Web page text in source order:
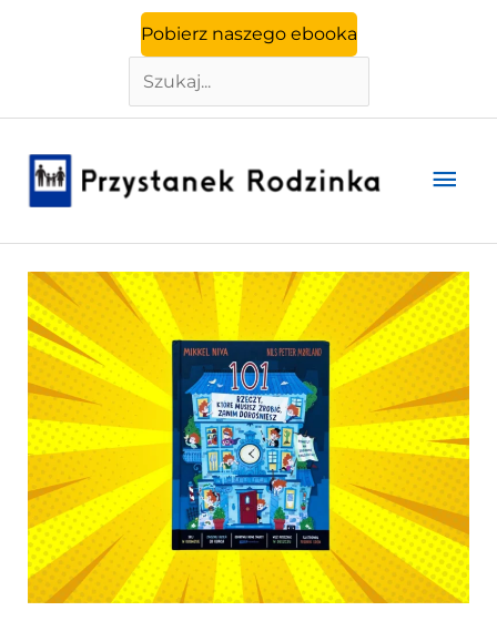
Pobierz naszego ebooka
Szukaj